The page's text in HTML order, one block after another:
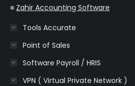
■ Zahir Accounting Software
Tools Accurate
Point of Sales
Software Payroll / HRIS
VPN ( Virtual Private Network )